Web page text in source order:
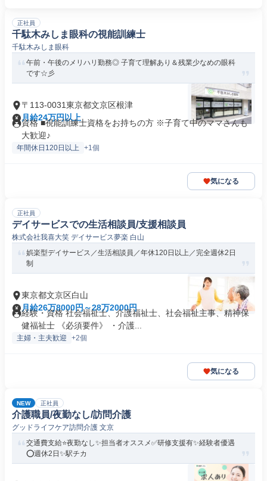
正社員
千駄木みしま眼科の視能訓練士
千駄木みしま眼科
午前・午後のメリハリ勤務◎ 子育て理解あり＆残業少なめの眼科
です☆彡
〒113-0031東京都文京区根津
月給24万円以上
資格 ■視能訓練士資格をお持ちの方 ※子育て中のママさんも
大歓迎♪
年間休日120日以上 +1個
気になる
正社員
デイサービスでの生活相談員/支援相談員
株式会社我喜大笑 デイサービス夢楽 白山
娯楽型デイサービス／生活相談員／年休120日以上／完全週休2日
制
東京都文京区白山
月給26万8000円～28万2000円
経験・資格 社会福祉士、介護福祉士、社会福祉主事、精神保
健福祉士 《必須要件》 ・介護...
主婦・主夫歓迎 +2個
気になる
NEW 正社員
介護職員/夜勤なし/訪問介護
グッドライフケア訪問介護 文京
交通費支給⭐️夜勤なし✨担当者オススメ✅️研修支援有✨経験者優遇
⭕️週休2日✨駅チカ